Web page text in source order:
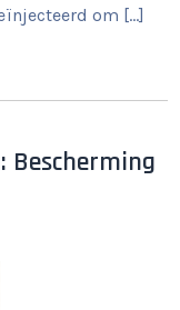
om […]
Bescherming